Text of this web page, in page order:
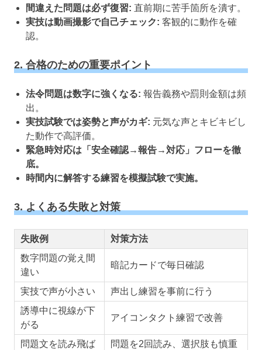
間違えた問題は必ず復習: 直前期に苦手箇所を潰す。
実技は動画撮影で自己チェック: 客観的に動作を確
認。
2. 合格のための重要ポイント
法令問題は数字に強くなる: 報告義務や罰則金額は頻
出。
実技試験では姿勢と声がカギ: 元気な声とキビキビし
た動作で高評価。
緊急時対応は「安全確認→報告→対応」フローを徹
底。
時間内に解答する練習を模擬試験で実施。
3. よくある失敗と対策
失敗例
対策方法
数字問題の覚え間
違い
暗記カードで毎日確認
実技で声が小さい
声出し練習を事前に行う
誘導中に視線が下
がる
アイコンタクト練習で改善
問題文を読み飛ば
問題を2回読み、選択肢も慎重